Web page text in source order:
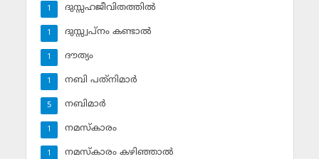
ദുസ്സഹജീവിതത്തില്‍
1
ദുസ്സ്വപ്‌നം കണ്ടാല്‍
1
ദൗത്യം
1
നബി പത്‌നിമാര്‍
1
നബിമാര്‍
5
നമസ്‌കാരം
1
നമസ്‌കാരം കഴിഞ്ഞാല്‍
1